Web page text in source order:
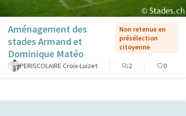
Aménagement des
stades Armand et
Dominique Matéo
Non retenue en
présélection
citoyenne
PERISCOLAIRE Croix-Luizet 2 0